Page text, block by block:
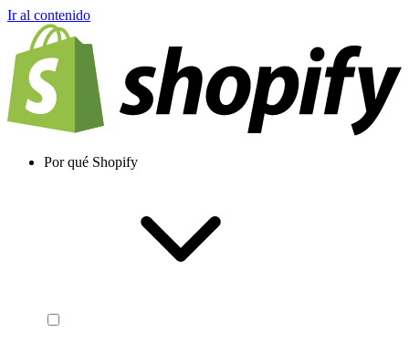
Ir al contenido
Por qué Shopify